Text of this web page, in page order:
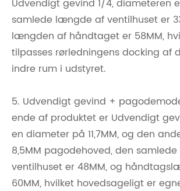
Udvendigt gevind 1/4, diameteren er
samlede længde af ventilhuset er
længden af ​​håndtaget er 58MM,
tilpasses rørledningens docking af
indre rum i udstyret.
5. Udvendigt gevind +
ende af produktet er Udvendigt
en diameter på 11,7MM, og den
8,5MM pagodehoved, den
ventilhuset er 48MM, og
60MM, hvilket hovedsageligt er